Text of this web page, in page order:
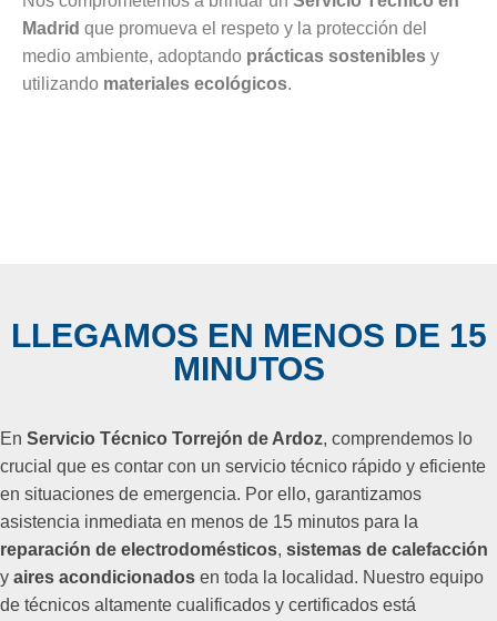
Madrid que promueva el respeto y la protección del
medio ambiente, adoptando prácticas sostenibles y
utilizando materiales ecológicos.
LLEGAMOS EN MENOS DE 15
MINUTOS
En Servicio Técnico Torrejón de Ardoz, comprendemos lo
crucial que es contar con un servicio técnico rápido y eficiente
en situaciones de emergencia. Por ello, garantizamos
asistencia inmediata en menos de 15 minutos para la
reparación de electrodomésticos, sistemas de calefacción
y aires acondicionados en toda la localidad. Nuestro equipo
de técnicos altamente cualificados y certificados está